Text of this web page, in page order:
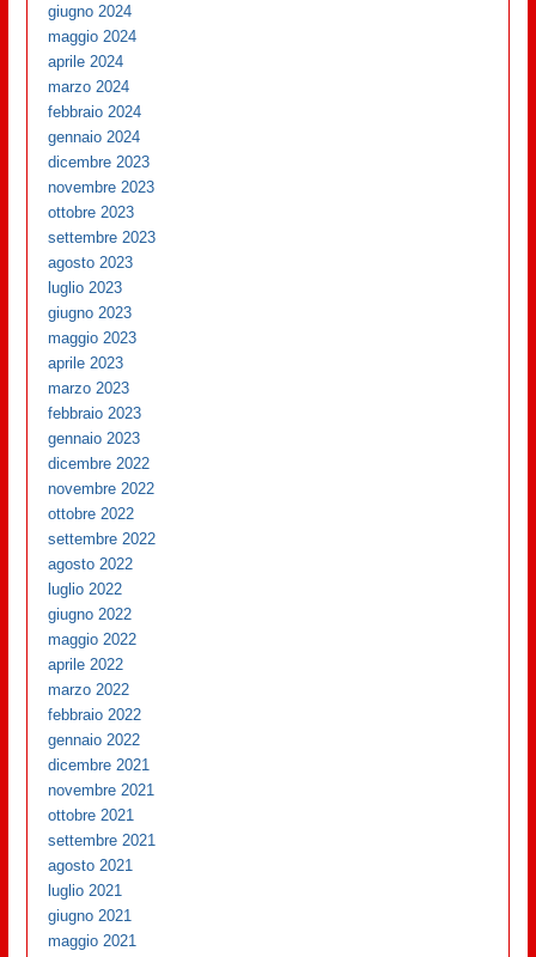
giugno 2024
maggio 2024
aprile 2024
marzo 2024
febbraio 2024
gennaio 2024
dicembre 2023
novembre 2023
ottobre 2023
settembre 2023
agosto 2023
luglio 2023
giugno 2023
maggio 2023
aprile 2023
marzo 2023
febbraio 2023
gennaio 2023
dicembre 2022
novembre 2022
ottobre 2022
settembre 2022
agosto 2022
luglio 2022
giugno 2022
maggio 2022
aprile 2022
marzo 2022
febbraio 2022
gennaio 2022
dicembre 2021
novembre 2021
ottobre 2021
settembre 2021
agosto 2021
luglio 2021
giugno 2021
maggio 2021